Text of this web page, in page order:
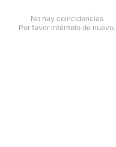
No hay coincidencias
Por favor inténtelo de nuevo.